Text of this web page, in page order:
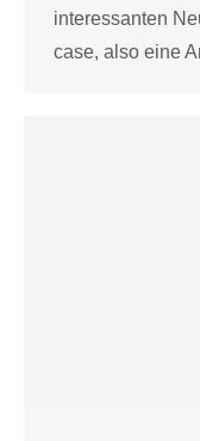
interessanten
case, also eine